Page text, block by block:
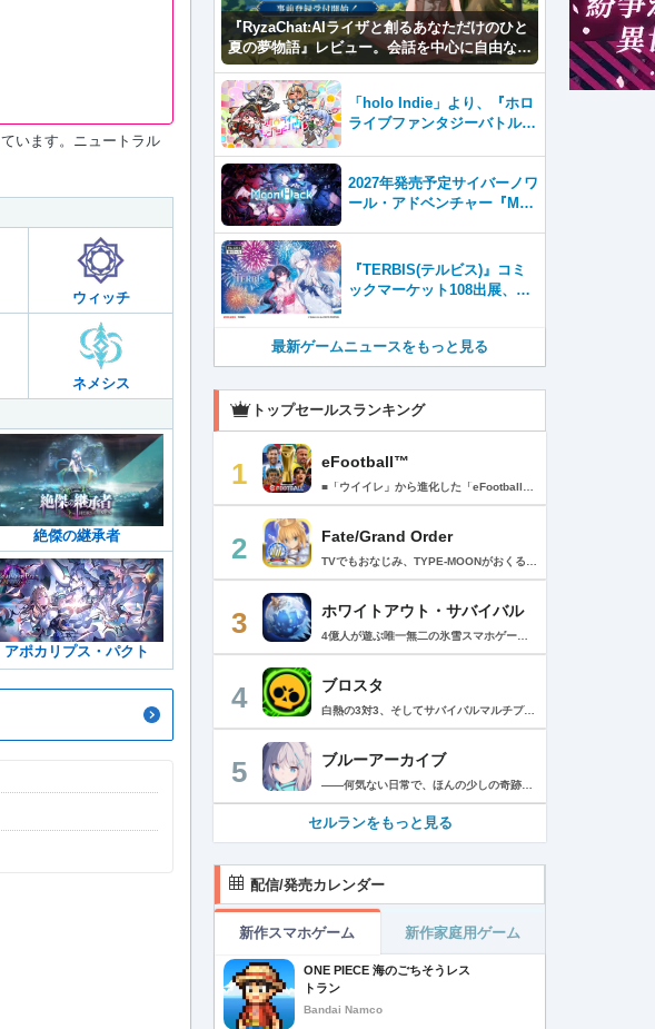
います。ニュートラル
ウィッチ
ネメシス
絶傑の継承者
アポカリプス・パクト
『RyzaChat:AIライザと創るあなただけのひと
夏の夢物語』レビュー。会話を中心に自由な冒
険を進めていくシステムはこれまでにない新鮮
な体験が楽しめる【先行プレイレポート】
「holo Indie」より、『ホロ
ライブファンタジーバトル』
2027年発売予定サイバーノワ
ール・アドベンチャー『Moo
『TERBIS(テルビス)』コミ
ックマーケット108出展、日
最新ゲームニュースをもっと見る
トップセールスランキング
1 eFootball™
■「ウイイレ」から進化した「eFootball™」 人気サッカーゲーム「ウイニングイレブン」が「eFootball™」とタイトルを変え、大きく進化して生まれ変わりました。「eFootball™」で新しいサッカーゲームを体感しましょう！ ■はじめての方でも安心 ダウンロード後は、実践を交えたステップアップ方式のチュートリアルで直感的に基本操作を覚えることができます！さらに、チュートリアルを全てクリアすると、リオネル メッシがもらえます！！ また、試合の面白さや爽快感を楽しんでいただくためにスマートアシストを実装。 複雑な操作をしなくても、華麗なドリブルやパスで相手をかわして強烈なシュートでゴールを奪うことができます！ 【基本的な遊び方】 ■好きなチームで始めよう 欧州、米州、アジアなど世界各国のクラブやナショナルチームなどお気に入りのチームでスタートできます！ ■選手を獲得しましょう チームを作成したら、選手を獲得しましょう。現役のスーパースターや、歴史に残るレジェンドたちが、あなたのクラブでの活躍を待っています！ ・スペシャル選手リスト 現実の試合で大活躍した選手や、注目リーグの選手、レジェンドなどの特別な選手を獲得できます。 ・スタンダード選手リスト 好きな選手を獲得できます。条件を設定して絞り込むことができます。 ・監督リスト さまざまな戦術や得意な育成タイプを持った監督を獲得できます。 ■試合を楽しもう 獲得した選手でチームを編成したら、いよいよ試合に挑戦！ AIを相手に腕を磨いたり、オンライン対戦でランキングを競ったり、楽しみ方はあなた次第です。 ・対AI戦で腕を磨く 注目リーグのチームやナショナルチームを相手に戦うイベントなど、サッカーシーズンに合わせたさまざまなテーマのイベントが開催されています。 また、10段階にレベル分けされたDivision制の「eFootball™ リーグ」で楽しみながらレベルアップしていくことも可能です！ ・対人戦で実力を試す Division制の全ユーザーとランキングを競う「eFootball™ リーグ」や、毎週開催される様々なイベントで、オンラインでのリアルタイム対戦を楽しむことができます。あなたのドリームチームで、最高峰のDivision 1を目指しましょう！ ・友達と最大3vs3の対戦を楽しむ フレンドマッチ機能を使って、友達と対戦することができます。育て上げたチームの強さを友達に見せつけましょう！ また、最大3vs3の協力対戦も可能。友達とオンラインで集まって対戦を楽しみましょう！ ■選手を育てる 獲得した選手は、選手種別によっては成長させることができます。 試合に出場させたり、ゲーム内アイテムを使用したりして、選手のレベルを上げる事で入手できる「タレントポイント」で、能力パラメータを上昇させましょう。 より自分好みの選手にしたい場合は、手動でポイントを割り振りましょう。 ポイントの割り振りに迷った場合は、[おまかせ]で設定することもできます。 自分だけのお気に入りの選手に育て上げましょう！ 【もっと楽しむ】 ■Live Updateを毎週配信 選手の移籍や、現実の試合での活躍が反映される「Live Update」を搭載。 毎週配信される「Live Update」を参考に、スカッドを編成し試合に挑みましょう。 ■スタジアムをカスタマイズ 試合中のスタジアムに反映されるコレオ・オブジェクトなどのスタジアムパーツをカスタマイズできます。 思い通りのスタジアムにアレンジして、ゲーム体験を彩りましょう！ ※居住国・地域が以下のお客様には、eFootball™ コインによるルートボックス施策をご提供しておりません。 ベルギー、ブラジル(18歳未満) 【最新情報について】 本商品は、新機能やモードの追加、ゲームプレイ・イベントのアップデートを継続的に行っていきます。 最新情報は「eFootball™」公式サイトをご確認ください。 【ダウンロードについて】 本アプリをダウンロードするためには、ストレージに約3.3GBの空き容量が必要となります。 あらかじめ3.3GB以上の容量を空けてからダウンロードを行っていただけますようお願いします。 ダウンロード時はWi-Fi環境で接続することを推奨いたします。 ※アップデートにつきましても同様となります。 【通信環境について】 本アプリはオンラインゲームです。通信可能な環境でお楽しみください。
2 Fate/Grand Order
TVでもおなじみ、TYPE-MOONがおくるFateのRPG！ スマホでも本格的なRPGが楽しめる。 文字数にして500万字超という、圧倒的なボリュームを堪能できるストーリー！ 本編以外にもキャラクターごとにストーリーを用意し、Fateファンも今回はじめてFateの世界を体験される方も十分満足いただける内容となっています。 【あらすじ】 西暦2015年。 地球の未来を観測するカルデアは、2017年以降の人類史が崩壊している事実を確認した。 昨日まで確かに存在していた2115年までの“約束された未来”は、何の前触れもなく突如として消え去ったのだ。 なぜ。どうして。だれが。どうやって。 西暦2004年 日本 ある地方都市。 ここに今まではなかった、「観測できない領域」が現れたと。 カルデアはこれを人類絶滅の原因と仮定し、いまだ実験段階だった第六の実験を決行する事となった。 それは過去への時間旅行。 人間を霊子化させて過去に送りこみ、事象に介入する事で時空の特異点を解明、あるいは破壊する禁断の儀式。 その名を人理守護指令、グランドオーダー。 人類を守るために人類史に立ち向かう、運命と戦うものたちの総称である。 【ゲーム概要】 スマホに最適化された簡単操作のコマンドオーダーバトル！ プレイヤーはマスターとなって英霊たちを操り敵を倒し謎を解明していく。 好みの英霊で戦うか、強い英霊で戦うかバトルスタイルはプレイヤーしだい。 ◆豪華声優陣が続々参加 青木志貴、茜屋日海夏、赤羽根健治、明坂聡美、浅川悠、朝日奈丸佳、阿澄佳奈、阿部彬名、阿部敦、阿部里果、雨宮天、新井里美、井口裕香、井澤詩織、石川界人、石川由依、石谷春貴、伊瀬茉莉也、市ノ瀬加那、伊藤彩沙、伊藤かな恵、伊東健人、伊藤静、伊藤美紀、稲田徹、井上和彦、井上喜久子、井上麻里奈、伊丸岡篤、石見舞菜香、上坂すみれ、植田佳奈、上田麗奈、内田真礼、内田雄馬、内山昂輝、梅原裕一郎、江川央生、江口拓也、江越彬紀、遠藤綾、大久保瑠美、大空直美、大塚明夫、大塚芳忠、大原さやか、大和田仁美、岡本信彦、置鮎龍太郎、小倉唯、小澤亜李、小野賢章、小野大輔、小野友樹、小見川千明、かかずゆみ、柿原徹也、加隈亜衣、笠間淳、加瀬康之、門脇舞以、金元寿子、神尾晋一郎、茅野愛衣、川澄綾子、河西健吾、川野剛稔、神奈延年、鬼頭明里、木村珠莉、木村良平、桐本拓哉、釘宮理恵、久野美咲、黒木ほの香、黒田崇矢、桑原由気、KENN、高野麻里佳、古賀葵、小清水亜美、後藤邑子、小西克幸、小林千晃、小林ゆう、小林裕介、小原好美、小松未可子、子安武人、小山力也、近藤玲奈、斎賀みつき、西前忠久、斉藤壮馬、斎藤千和、坂本真綾、佐倉綾音、櫻井孝宏、佐藤聡美、佐藤利奈、沢城みゆき、下屋則子、島﨑信長、嶋村侑、庄司宇芽香、白石晴香、新垣樽助、真堂圭、末柄里恵、杉田智和、杉山紀彰、鈴木達央、鈴木崚汰、鈴代紗弓、鈴村健一、諏訪彩花、諏訪部順一、関俊彦、関智一、瀬戸麻沙美、芹澤優、仙台エリ、千本木彩花、園崎未恵、大地葉、高乃麗、高野直子、高橋花林、高橋李依、高山みなみ、武内駿輔、竹内良太、武田華、田中敦子、田中美海、田中理恵、谷山紀章、種﨑敦美、種田梨沙、田丸篤志、田村睦心、田村ゆかり、丹下桜、千葉繁、千葉翔也、津田健次郎、紡木吏佐、鶴岡聡、寺崎裕香、寺島拓篤、東山奈央、土岐隼一、飛田展男、戸松遥、豊永利行、鳥海浩輔、中井和哉、中田譲治、長縄まりあ、仲村美沙希、中村悠一、名塚佳織、生天目仁美、浪川大輔、能登麻美子、野中藍、乃村健次、土師孝也、長谷川育美、花江夏樹、花澤香菜、花守ゆみり、早見沙織、原由実、春野杏、潘めぐみ、日岡なつみ、日笠陽子、日野聡、平川大輔、ファイルーズあい、福圓美里、福西勝也、福山潤、藤井隼、藤沼建人、ブリドカットセーラ恵美、古川慎、保志総一朗、星野貴紀、堀内賢雄、堀江由衣、本多真梨子、本多陽子、本渡楓、前野智昭、M・A・O、増田俊樹、Machico、松風雅也、真殿光昭、マフィア梶田、三上哲、三木眞一郎、水樹奈々、水島大宙、水橋かおり、緑川光、水瀬いのり、南央美、峯田茉優、宮野真守、宮本充、村瀬歩、森川智之、森田了介、森永千才、森なな子、諸星すみれ、安井邦彦、山路和弘、山下大輝、山下七海、山寺宏一、山根綺、山野井仁、山村響、悠木碧、ゆかな、遊佐浩二、吉野裕行、佳村はるか、米澤円、若林直美、和氣あず未、和多田美咲（50音順） ◆全体構成・メインシナリオ・シナリオ・総監督 奈須きのこ ◆リードキャラクターデザイナー 武内崇 ◆アートディレクション TYPE-MOON ◆メインシナリオ・シナリオ執筆 東出祐一郎、桜井光 水瀬葉月、星空めてお ◆ゲストライター amphibian、虚淵玄（ニトロプラス）、acpi、ＯＫＳＧ（TYPE-MOON）、経験値、小太刀右京、三田誠、たけのこ星人、橘公司、田中天（株式会社フラッグノーツ）、成田良悟、鋼屋ジン、ひろやまひろし、円居挽、茗荷屋甚六、矢野俊策（株式会社フラッグノーツ）、リヨ（50音順） ◆キャラクターデザイン I-IV、蒼月タカオ（TYPE-MOON）、AKIRA、Azusa、東冬、荒野、Anmi、池澤真、石田あきら、いみぎむる、兔ろうと、羽海野チカ、大森葵、岡崎武士、okojo、およ、加藤いつわ、カワグチタケシ、きばどりリュー、桐原小鳥、ギンカ、倉花千夏、黒星紅白、小梅けいと、近衛乙嗣、小松崎類、こやまひろかず（TYPE-MOON）、西藤浩樹（LASENGLE）、saitom、坂本みねぢ、佐々木少年、サテー、色素、縞うどん（TYPE-MOON）、島田フミカネ、しまどりる、sime、下越（TYPE-MOON）、シャカＰ（LASENGLE）、白浜鴎、しらび、白峰、真じろう、STAR影法師、曽我誠、タイキ、高橋慶太郎、高山箕犀、竹、武中英雄、武梨えり、たけのこ星人、TAKOLEGS、田島昭宇、タスクオーナ、danciao、中央東口、CHOCO、悌太、Dd、天空すふぃあ、DANGERDROP、toi8、トリダモノ、中原、なまにくATK、西出ケンゴロー、nipi、ネコタワワ、NOCO、pako、林けゐ、原田たけひと、春野友矢、ばん！、Bすけ、左、ヒライユキオ、平野稜二、広江礼威、ひろやまひろし、PFALZ、ぶくろて、huke、BLACK（TYPE-MOON）、古海鐘一、BUNBUN、hou、ホトソウカ、本庄雷太、前田浩孝、マシマサキ、また、松竜、Mika Pikazo、緑川美帆、三輪士郎、村山竜大、めろん22、望月けい、元村人、森井しづき、森山大輔、山中虎鉄、YOCO_N（LASENGLE）、余湖裕輝、米山舞、La-na、lack、リヨ、Ryota-H、輪くすさが、redjuice、ReDrop、ろび～な、ワダアルコ、渡れい（50音順） このアプリケーションには、（株）ＣＲＩ・ミドルウェアの「CRIWARE（TM）」が使用されています。
3 ホワイトアウト・サバイバル
4億人が遊ぶ唯一無二の氷雪スマホゲーム！サクッと爽快！みんなで極寒サバイバル ！ 猛吹雪に襲われ、かつての世界は崩壊。人類の文明の灯火は、氷雪の中で今にも消えかかっている…。 生存者達よ、今こそ立ち上がれ！——仲間を率いて希望の灯りをともし、凍てつく大地に新たな拠点を築こう！ さらに新規ユーザー限定でSSR英雄「ジャスミン」が無料で仲間入り！ 彼女と共に氷原の奥地へと踏み込み、吹雪の中に潜む未知の脅威に立ち向かおう！ 【ゲームの特徴】 ◆領地再建！凍土に希望の光を！ 大溶鉱炉に火を灯すことから始めて、積もった雪を溶かして領土を開拓しよう！ 法令を発布して人員を的確に配置すれば、拠点の建設効率がぐんとアップ！ ◆放置で楽々、資源を効率ストック！ ワンタップで英雄を派遣するだけで、見守りは不要！ オフライン中も資源は自動でたっぷり蓄積されて、戻れば報酬が山盛り！極寒サバイバルでも、もう怖くない！ ◆お手軽に始められる氷雪ミニゲーム！ ミニゲームが次々と登場！「穴釣り選手権」でレア生物図鑑を解放し、「除雪隊」で雪山の宝を発見しよう！ スキマ時間でも気軽にプレイできて、雪原ライフは楽しさ満載！ ◆戦略を駆使して、英雄で敵を撃退！ 英雄はレベル共有で育成の手間いらずで、スキルを活かせば様々な難関を攻略可能！ 最強チームを組み上げて、敵を圧倒しよう！ ◆協力プレイで、凍土制覇を目指そう！ 同盟の支援で負傷者の治療や育成もスピードアップ！ 作戦を練って仲間と役割分担すれば戦力倍増！勝利の喜びをみんなで分かち合おう！ さらにたくさんのコンテンツをお届けいたします： ◆オフィシャルサイト: https://whiteoutsurvival.centurygames.com/ja ◆X: https://x.com/WOS_Japan ◆Facebook: https://www.facebook.com/WhiteoutSurvival ◆Discord: https://discord.gg/whiteoutsurvival ◆YouTube: https://www.youtube.com/@WhiteoutSurvivalOfficial_JA ◆TikTok: https://www.tiktok.com/@howasaba.jp
4 ブロスタ
白熱の3対3、そしてサバイバルマルチプレイを楽しめるモバイルゲーム！3分間で展開する様々なゲームモード… 友達と共闘するもよし、一人で戦うもよし。 強力な必殺技や特殊能力を持ったキャラクターを入手して、アップグレードしましょう。ユニークなスキンを集めれば、戦場でひときわ目立つこと間違いなし！ブロスタワールドの不思議なステージで、バトルを繰り広げましょう！ ブロスタは無料でダウンロードおよびプレイが可能ですが、一部のゲーム内アイテムを有料で購入いただくことも可能です（ランダムなアイテムを含む）。ゲーム内アイテムの有料購入を希望しない場合は、デバイスの設定からアプリ内課金を無効にしてください。 様々なゲームモードで戦おう エメラルドハント（3対3）：チームの仲間と共に敵チームに勝利！エメラルドを10個集めたら最後まで守り抜きましょう。倒されるとエメラルドも失います。 バトルロイヤル（ソロ/デュオ）：生き残りをかけたサバイバルモード。キャラクターのパワーアップを集めましょう。デュオまたはソロモードを選んだら、大混乱の戦場で最後まで生き延びた者が勝者となります。そして勝者がすべてを独り占めします！ ブロストライカー（3対3）：ひと味違うゲームモードです！サッカーの腕試しといきましょう。先に2ゴールを決めたチームが勝利します。なおレッドカードはありませんので、激しいバトルにご注意ください。 賞金稼ぎ（3対3）：敵を倒して星を獲得！自分の星も守り抜きましょう。より多くの星を集めたチームの勝利です。 強奪（3対3）：チームの金庫を守りながら、敵チームの金庫の破壊を目指します。ひっそりと前進したら、豪快にお宝までの道を切り拓きましょう！ 特別イベント：期間限定の特別な対人および対CPUゲームモードです。 チャンピオンシップチャレンジ：ブロスタのゲーム内予選に参加して、eスポーツの世界に飛び込みましょう！ キャラクターのアンロックとアップグレード 強力な必殺技や特殊能力を持ったキャラクターを集めて、アップグレードしましょう。キャラクターを強化して、ユニークなスキンを集めましょう。 ブロスタパス クエストやブロスタボックス、エメラルド、ピンズ、そしてブロスタパス限定スキンなど、特典が盛りだくさん！シーズンごとに特典は変わります。 MVPプレイヤーになろう ローカルのランキングを駆け上がり、あなたの強さを証明しましょう！ どんな時も進化しよう 新たなキャラクターやスキン、マップ、特別イベント、ゲームモードを探し求めましょう。 特徴： 3対3のリアルタイム対戦で世界中のプレイヤーとバトル 白熱のモバイル向けサバイバルマルチプレイ 独自の攻撃や必殺技を持った、強力な新キャラクターをアンロック 日々入れ替わるイベントとゲームモード バトルは一人でも、フレンドと一緒でもプレイ可能 グローバルまたはローカルのランキングを駆け上がろう 仲間とクラブを結成したり参加したりして、情報交換しながら共に戦おう スキンをアンロックしてキャラクターをカスタマイズ プレイヤーが作った攻略の難しい新マップ クラッシュ・オブ・クラン、クラッシュ・ロワイヤル、ブーム・ビーチの制作会社がお届けするバトルゲーム！ サポート： サポートが必要な際は、ゲーム内の設定の「ヘルプとサポート」からご連絡いただくか、http://supercell.helpshift.com/a/brawl-stars/をご覧ください。 プライバシーポリシー： http://supercell.com/en/privacy-policy/jp/ サービス利用規約： http://supercell.com/en/terms-of-service/jp/ 保護者の皆さまへ： http://supercell.com/en/parents/jp/
5 ブルーアーカイブ
――何気ない日常で、ほんの少しの奇跡を見つける物語 Yostarが贈る学園×青春×物語RPG『ブルーアーカイブ -Blue Archive-』！ 先生として、個性豊かで魅力的な生徒たちと共に、一風変わった学園都市キヴォトスの 日常を過ごそう！ ■あらすじ ここは学園都市キヴォトス。 数千の学園からなる超巨大学園都市では、日々トラブルが絶えない。 この問題に対応すべく、連邦生徒会長によって連邦捜査部【シャーレ】が設立された。 この物語は【シャーレ】の顧問となる先生とそれに協力する生徒たちと学園都市での日常を 描いた物語である。 ▼可愛いキャラクターが活躍する3Dバトル 大迫力の3Dリアルタイムバトル！ 可愛いキャラクター達が画面いっぱいに所狭しと大活躍。 あなたは先生として、生徒たちを指揮しよう！ ▼個性豊かなキャラクターを彩るハイクオリティの2Dアニメーション 美少女キャラクターたちが綺麗な2Dアニメーションであなたを迎えてくれる！ 仲良くなると特別なアニメーションが見れることもあるぞ！ ▼生徒たちと絆を深めて彼女たちと特別な日常を過ごそう！ 一緒にいる時間が長ければ長いほど、彼女たちはあなたとの絆は深まっていく。 そんな彼女たちとの日々が、きっとあなたの日常を特別なものに！ ▼公式Twitter https://twitter.com/Blue_ArchiveJP ▼公式サイト https://bluearchive.jp/ (C)Yostar, Inc.
セルランをもっと見る
配信/発売カレンダー
新作スマホゲーム 新作家庭用ゲーム
ONE PIECE 海のごちそうレス
トラン
Bandai Namco